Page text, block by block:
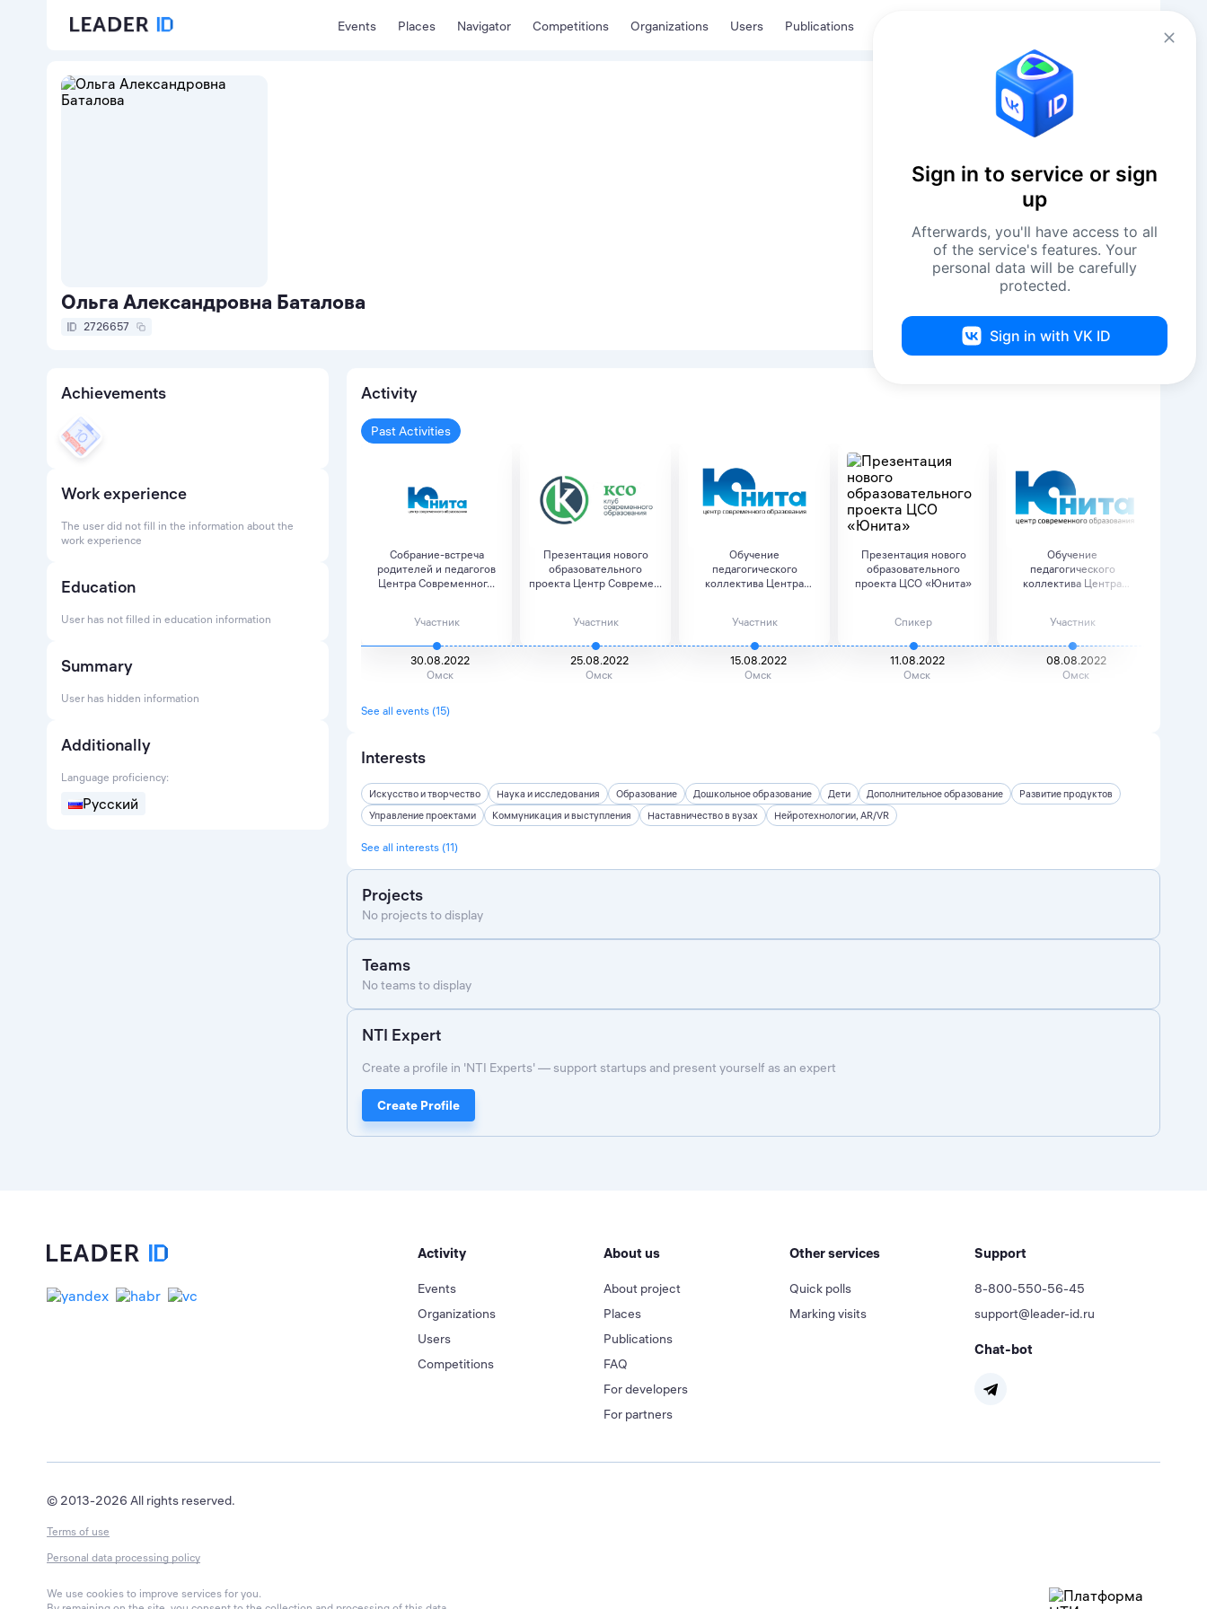
Events Places Navigator Competitions Organizations Users Publications
Ольга Александровна Баталова
2726657
Achievements
Work experience
The user did not fill in the information about the
work experience
Education
User has not filled in education information
Summary
User has hidden information
Additionally
Language proficiency:
Русский
Activity
Past Activities
Собрание-встреча
родителей и педагогов
Центра Современног...
Участник
30.08.2022
Омск
Презентация нового
образовательного
проекта Центр Совреме...
Участник
25.08.2022
Омск
Обучение
педагогического
коллектива Центра
Участник
15.08.2022
Омск
Презентация нового
образовательного
проекта ЦСО «Юнита»
Спикер
11.08.2022
Омск
Обучение
педагогического
коллектива Центра
Участник
08.08.2022
Омск
See all events (15)
Interests
Искусство и творчество Наука и исследования Образование Дошкольное образование Дети Дополнительное образование
Развитие продуктов
Управление проектами
Коммуникация и выступления Наставничество в вузах Нейротехнологии, AR/VR
See all interests (11)
Projects
No projects to display
Teams
No teams to display
NTI Expert
Create a profile in 'NTI Experts' — support startups and present yourself as an expert
Create Profile
Activity
Events
Organizations
Users
Competitions
About us
About project
Places
Publications
FAQ
For developers
For partners
Other services
Quick polls
Marking visits
Support
8-800-550-56-45
support@leader-id.ru
Chat-bot
© 2013-2026 All rights reserved.
Terms of use
Personal data processing policy
We use cookies to improve services for you.
Sign in to service or sign
up
Afterwards, you'll have access to all
of the service's features. Your
personal data will be carefully
protected.
Sign in with VK ID